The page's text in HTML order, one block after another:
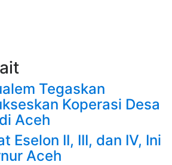
Tegaskan
Koperasi Desa
Aceh
Eselon II, III, dan IV, Ini
Aceh